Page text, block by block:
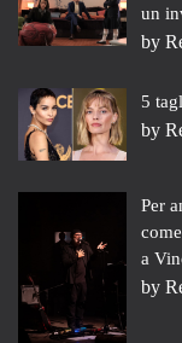
un
by
5
by
Per
a
by